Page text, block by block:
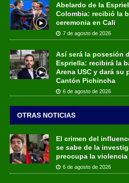
Abelardo de la
Colombia: recibió la
ceremonia en Cali
7 de agosto de 2026
Así será la posesión
Espriella: recibirá la
Arena USC y dará su
Cantón Pichincha
6 de agosto de 2026
OTRAS NOTICIAS
El crimen del
se sabe de la
preocupa la violencia
6 de agosto de 2026